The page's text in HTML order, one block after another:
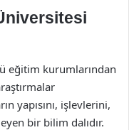
eğitim kurumlarından
yapısını, işlevlerini,
bir bilim dalıdır.